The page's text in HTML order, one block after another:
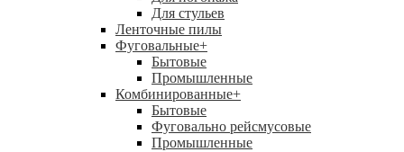
Для стульев
Ленточные пилы
Фуговальные+
Бытовые
Промышленные
Комбинированные+
Бытовые
Фуговально рейсмусовые
Промышленные